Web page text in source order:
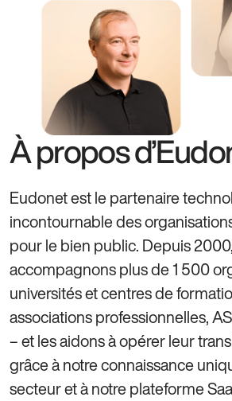
À propos
Eudonet est le partenaire
incontournable des
pour le bien public. Depuis
accompagnons plus de 1 500
universités et centres de
associations professionnelles,
– et les aidons à opérer leur
grâce à notre connaissance
secteur et à notre plateforme